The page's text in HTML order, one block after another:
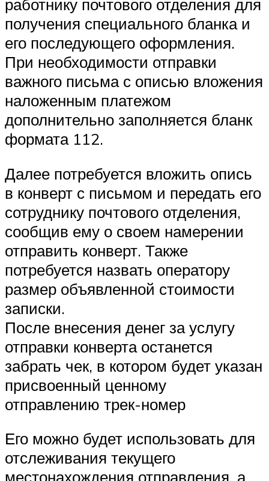
работнику почтового отделения для
получения специального бланка и
его последующего оформления.
При необходимости отправки
важного письма с описью вложения
наложенным платежом
дополнительно заполняется бланк
формата 112.
Далее потребуется вложить опись
в конверт с письмом и передать его
сотруднику почтового отделения,
сообщив ему о своем намерении
отправить конверт. Также
потребуется назвать оператору
размер объявленной стоимости
записки.
После внесения денег за услугу
отправки конверта останется
забрать чек, в котором будет указан
присвоенный ценному
отправлению трек-номер
Его можно будет использовать для
отслеживания текущего
местонахождения отправления, а